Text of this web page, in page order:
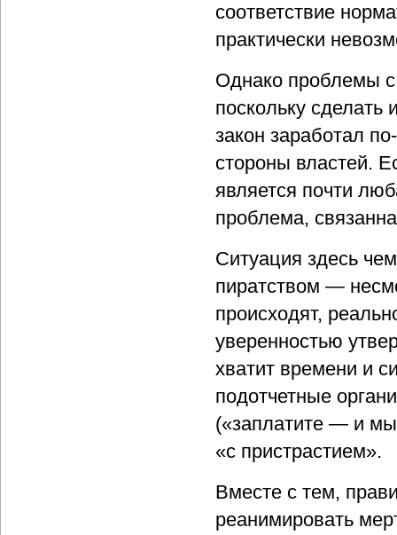
соответствие
практически
Однако проблемы
поскольку
закон заработал
стороны властей.
является почти
проблема,
Ситуация здесь
пиратством —
происходят,
уверенностью
хватит времени и
подотчетные
(«заплатите — и
«с пристрастием».
Вместе с тем,
реанимировать